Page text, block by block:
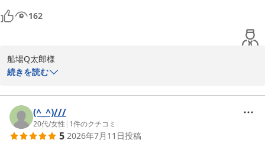
2026-07-26
162
船場Q太郎様
寄せいただき、誠にありがとうございます。
ご高齢のご両親との大切なご旅行に当館をお選びいただき、快適に
お過ごしいただけたご様子を伺い、大変嬉しく拝読いたしました。
お部屋やお料理、そしてスタッフの対応にもご満足いただけたとの
続きを読む
(^_^)///
20代/女性 | 1件のクチコミ
5 2026年7月11日投稿